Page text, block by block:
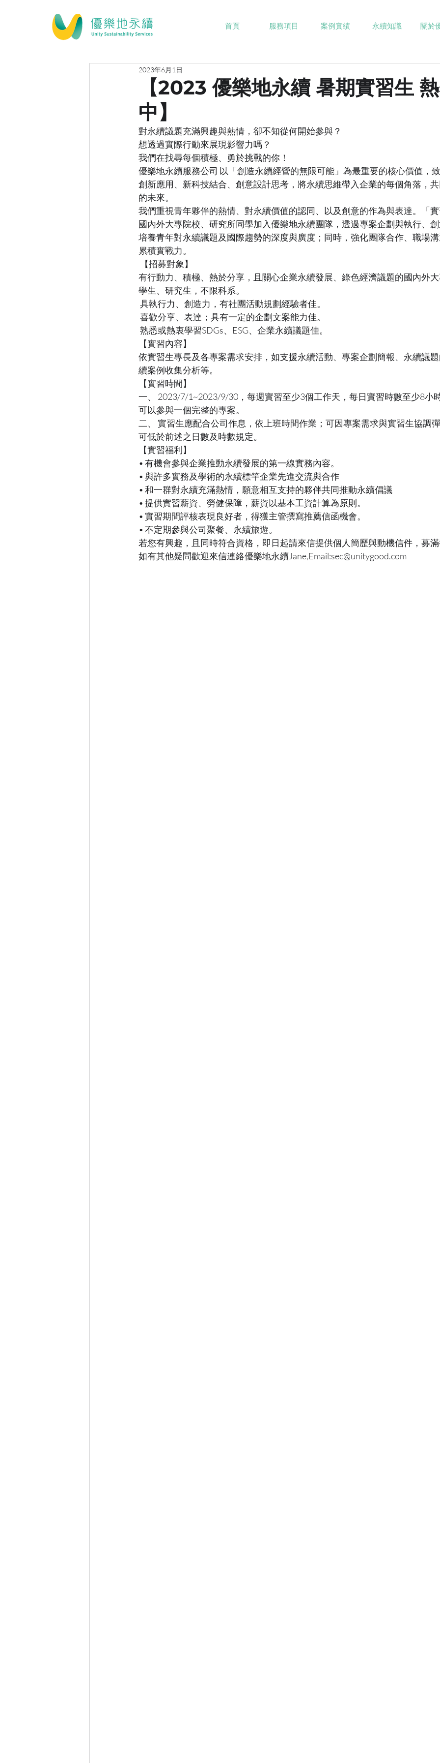
首頁 服務項目 案例實績 永續知識 關於
【2023 優樂地永續 暑期實習生
中】
2023年6月1日
對永續議題充滿興趣與熱情，卻不知從何開始參與？
想透過實際行動來展現影響力嗎？
我們在找尋每個積極、勇於挑戰的你！
優樂地永續服務公司 以「創造永續經營的無限可能」為最重要的核心價值，
創新應用、新科技結合、創意設計思考，將永續思維帶入企業的每個角落，
的未來。
我們重視青年夥伴的熱情、對永續價值的認同、以及創意的作為與表達。「
國內外大專院校、研究所同學加入優樂地永續團隊，透過專案企劃與執行、
培養青年對永續議題及國際趨勢的深度與廣度；同時，強化團隊合作、職場
累積實戰力。
【招募對象】
有行動力、積極、熱於分享，且關心企業永續發展、綠色經濟議題的國內外
學生、研究生，不限科系。
具執行力、創造力，有社團活動規劃經驗者佳。
喜歡分享、表達；具有一定的企劃文案能力佳。
熟悉或熱衷學習SDGs、ESG、企業永續議題佳。
【實習內容】
依實習生專長及各專案需求安排，如支援永續活動、專案企劃簡報、永續議
續案例收集分析等。
【實習時間】
一、 2023/7/1~2023/9/30，每週實習至少3個工作天，每日實習時數至少8小
可以參與一個完整的專案。
二、 實習生應配合公司作息，依上班時間作業；可因專案需求與實習生協調
可低於前述之日數及時數規定。
【實習福利】
• 有機會參與企業推動永續發展的第一線實務內容。
• 與許多實務及學術的永續標竿企業先進交流與合作
• 和一群對永續充滿熱情，願意相互支持的夥伴共同推動永續倡議
• 提供實習薪資、勞健保障，薪資以基本工資計算為原則。
• 實習期間評核表現良好者，得獲主管撰寫推薦信函機會。
• 不定期參與公司聚餐、永續旅遊。
若您有興趣，且同時符合資格，即日起請來信提供個人簡歷與動機信件，募
如有其他疑問歡迎來信連絡優樂地永續Jane,Email:sec@unitygood.com